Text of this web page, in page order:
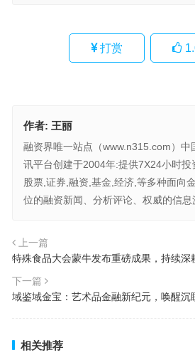
打赏
作者: 王丽
融资界唯一站点（www.n315.com）中
讯平台创建于2004年:提供7X24小时投
股票,证券,融资,基金,经济,等多种面向
位的融资新闻、分析评论、权威的信息
上一篇
特殊食品大会蒙牛发布重磅成果，持续深
下一篇
域鉴域金宝：艺术品金融新纪元，唤醒沉
相关推荐